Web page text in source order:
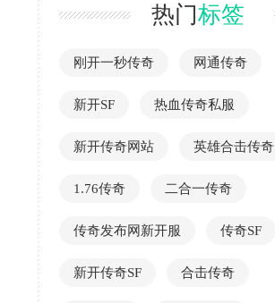
热门标签
刚开一秒传奇 网通传奇
新开SF 热血传奇私服
新开传奇网站 英雄合击传奇
1.76传奇 二合一传奇
传奇发布网新开服 传奇SF
新开传奇SF 合击传奇